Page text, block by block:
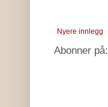
Nyere innlegg
Abonner på: